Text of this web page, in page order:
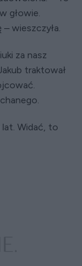
głowie.
wieszczyła.
za nasz
traktował
lat. Widać, to